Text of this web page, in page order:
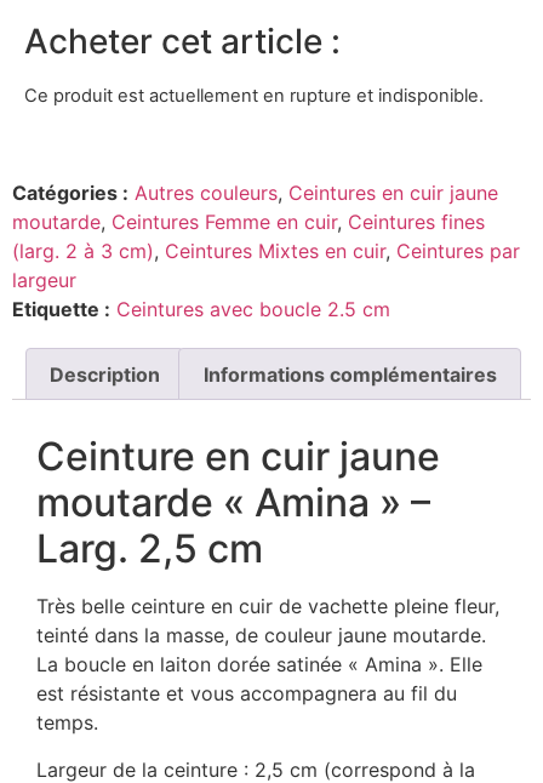
Acheter cet article :
Ce produit est actuellement en rupture et indisponible.
Catégories : Autres couleurs, Ceintures en cuir jaune
moutarde, Ceintures Femme en cuir, Ceintures fines
(larg. 2 à 3 cm), Ceintures Mixtes en cuir, Ceintures par
largeur
Etiquette : Ceintures avec boucle 2.5 cm
Description Informations complémentaires
Ceinture en cuir jaune
moutarde « Amina » –
Larg. 2,5 cm
Très belle ceinture en cuir de vachette pleine fleur,
teinté dans la masse, de couleur jaune moutarde.
La boucle en laiton dorée satinée « Amina ». Elle
est résistante et vous accompagnera au fil du
temps.
Largeur de la ceinture : 2,5 cm (correspond à la